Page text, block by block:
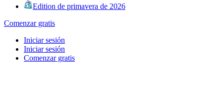
Edition de primavera de 2026
Comenzar gratis
Iniciar sesión
Iniciar sesión
Comenzar gratis